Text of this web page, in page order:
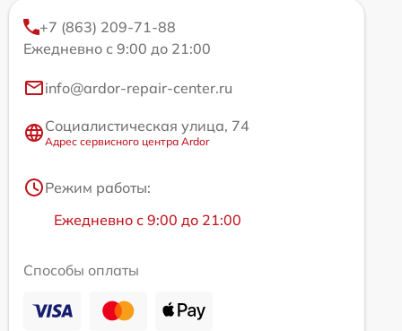
+7 (863) 209-71-88
Ежедневно с 9:00 до 21:00
info@ardor-repair-center.ru
Социалистическая улица, 74
Адрес сервисного центра Ardor
Режим работы:
Ежедневно с 9:00 до 21:00
Способы оплаты